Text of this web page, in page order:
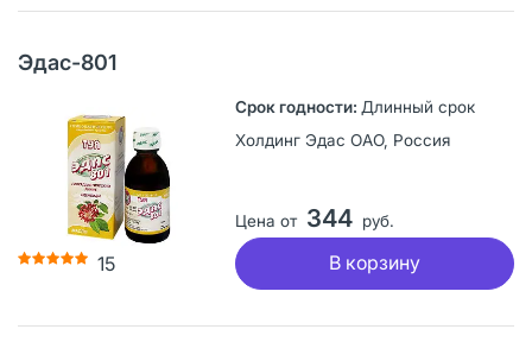
Эдас-801
15
Длинный срок
Холдинг Эдас ОАО, Россия
Цена от 344 руб.
В корзину